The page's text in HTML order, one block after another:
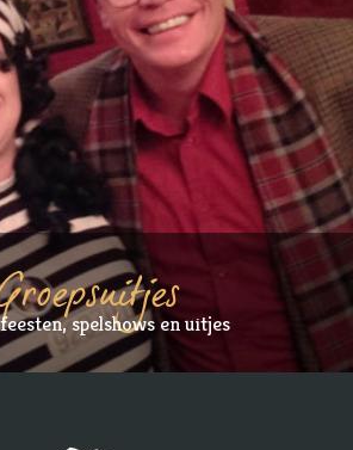
spelshows en uitjes